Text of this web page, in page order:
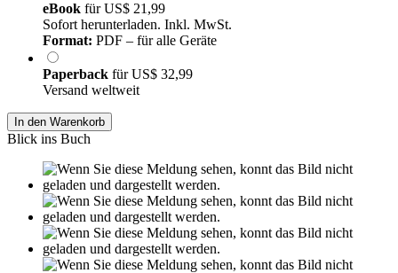
eBook fürUS$ 21,99
Sofort herunterladen. Inkl. MwSt.
Format: PDF – für alle Geräte
Paperback fürUS$ 32,99
Versand weltweit
In den Warenkorb
Blick ins Buch